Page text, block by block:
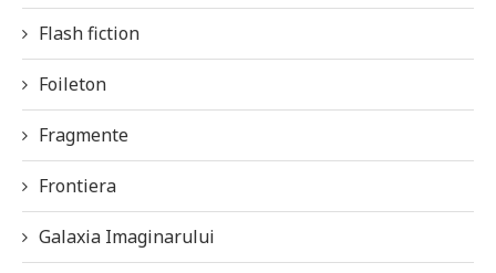
Flash fiction
Foileton
Fragmente
Frontiera
Galaxia Imaginarului